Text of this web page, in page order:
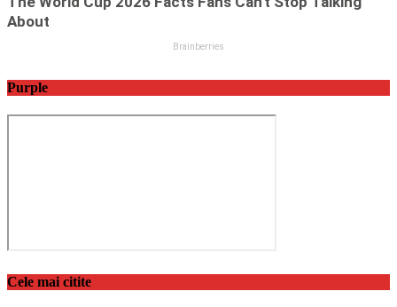
Purple
Cele mai citite